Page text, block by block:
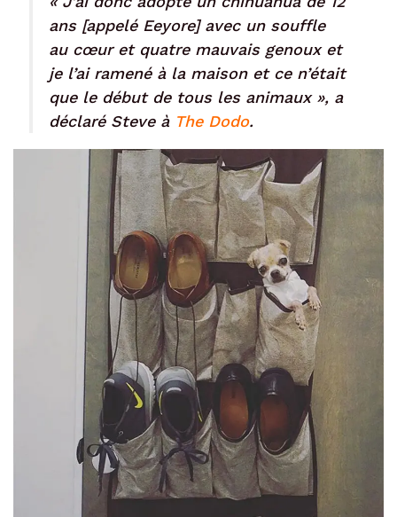
ans [appelé Eeyore] avec un souffle
au cœur et quatre mauvais genoux et
je l’ai ramené à la maison et ce n’était
que le début de tous les animaux », a
déclaré Steve à The Dodo.